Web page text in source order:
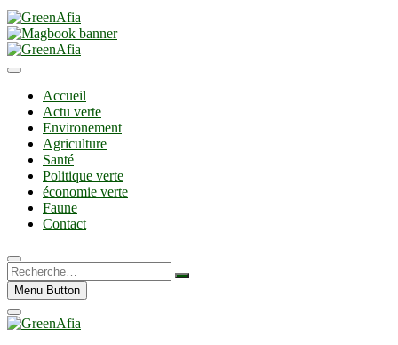
GreenAfia
Accueil
Actu verte
Environement
Agriculture
Santé
Politique verte
économie verte
Faune
Contact
Recherche…
Menu Button